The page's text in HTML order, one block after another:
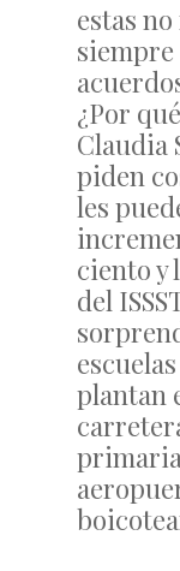
estas
siempre
¿Por
Claudia
piden
les
ciento y
del
plantan